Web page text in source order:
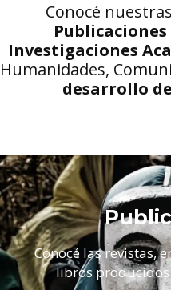
Conocé
Publicaciones
Investigaciones
Humanidades,
desarrollo
Conocé las revistas,
libros